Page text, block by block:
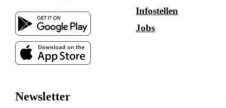
Infostellen
Jobs
Newsletter